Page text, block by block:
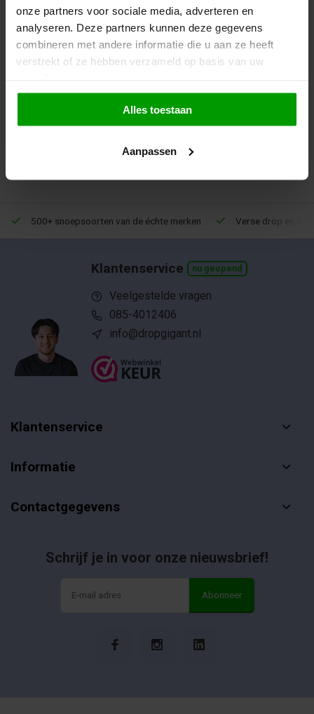
onze partners voor sociale media, adverteren en
analyseren. Deze partners kunnen deze gegevens
combineren met andere informatie die u aan ze heeft
verstrekt of ze hebben verzameld op basis van uw
Alles toestaan
Aanpassen
€6,99 €6,99
500+ snoepsoorten van de échte merken Verse drop en
Klantenservice nu geopend
Veelgestelde vragen
085-4012406
info@dropgigant.nl
Klantenservice
Informatie
Contactgegevens
Schrijf je in voor onze nieuwsbrief!
Abonneer